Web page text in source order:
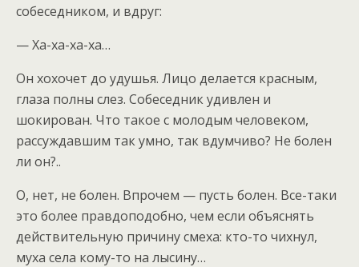
собеседником, и вдруг:
— Ха-ха-ха-ха…
Он хохочет до удушья. Лицо делается красным,
глаза полны слез. Собеседник удивлен и
шокирован. Что такое с молодым человеком,
рассуждавшим так умно, так вдумчиво? Не болен
ли он?..
О, нет, не болен. Впрочем — пусть болен. Все-таки
это более правдоподобно, чем если объяснять
действительную причину смеха: кто-то чихнул,
муха села кому-то на лысину…